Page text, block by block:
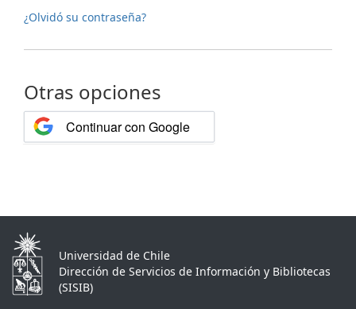
¿Olvidó su contraseña?
Otras opciones
Continuar con Google
Universidad de Chile
Dirección de Servicios de Información y Bibliotecas
(SISIB)